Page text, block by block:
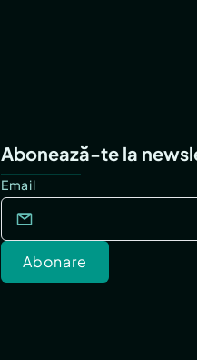
Abonează-te la
Email
Abonare